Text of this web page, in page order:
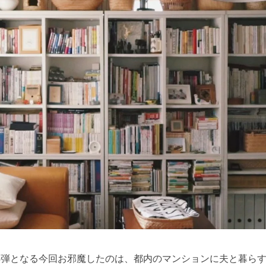
となる今回お邪魔したのは、都内のマンションに夫と暮ら